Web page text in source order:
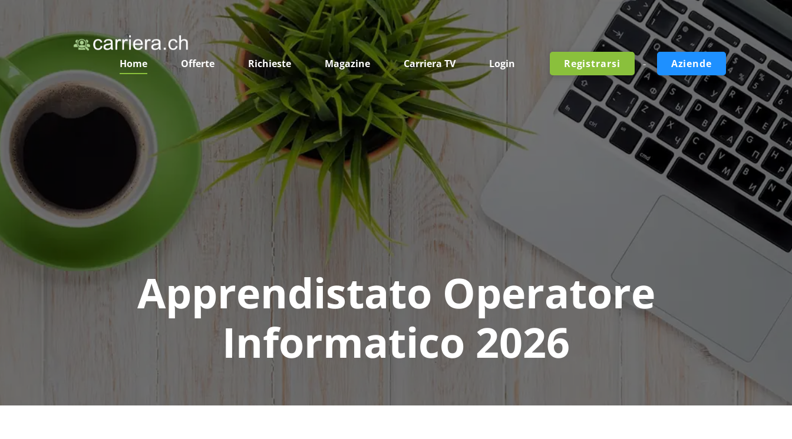
Home Offerte Richieste Magazine Carriera TV Login Registrarsi - Aziende
Apprendistato Operatore
Informatico 2026